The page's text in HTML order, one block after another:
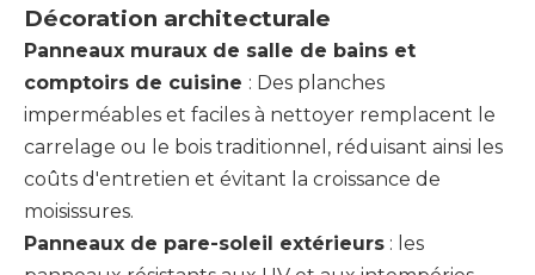
Décoration architecturale
Panneaux muraux de salle de bains et
comptoirs de cuisine : Des planches
imperméables et faciles à nettoyer remplacent le
carrelage ou le bois traditionnel, réduisant ainsi les
coûts d'entretien et évitant la croissance de
moisissures.
Panneaux de pare-soleil extérieurs : les